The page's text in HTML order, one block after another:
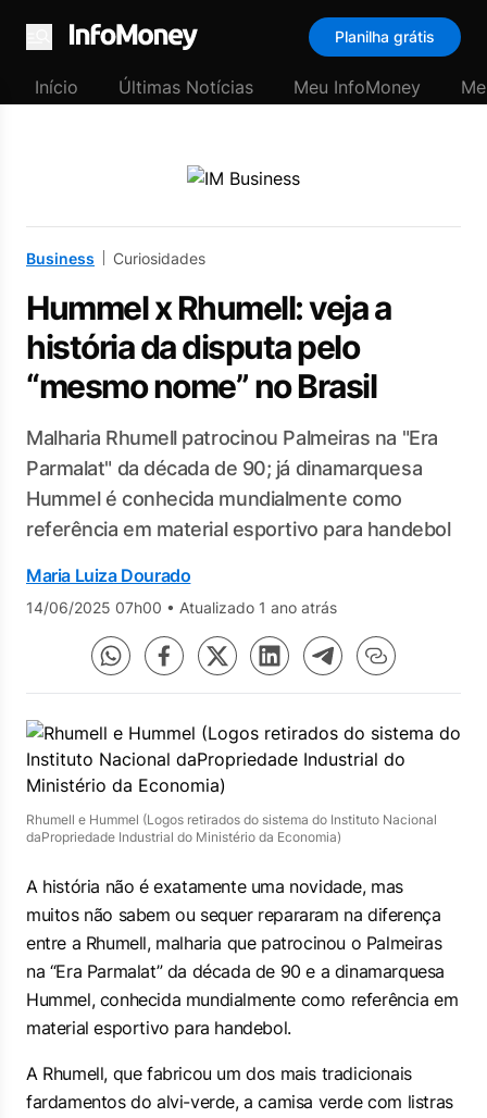
Menu
Planilha grátis
Início Últimas Notícias Meu InfoMoney
Business Curiosidades
Hummel x Rhumell: veja a
história da disputa pelo
“mesmo nome” no Brasil
Malharia Rhumell patrocinou Palmeiras na "Era
Parmalat" da década de 90; já dinamarquesa
Hummel é conhecida mundialmente como
referência em material esportivo para handebol
Maria Luiza Dourado
14/06/2025 07h00 • Atualizado 1 ano atrás
Rhumell e Hummel (Logos retirados do sistema do Instituto Nacional
daPropriedade Industrial do Ministério da Economia)
A história não é exatamente uma novidade, mas
muitos não sabem ou sequer repararam na diferença
entre a Rhumell, malharia que patrocinou o Palmeiras
na “Era Parmalat” da década de 90 e a dinamarquesa
Hummel, conhecida mundialmente como referência em
material esportivo para handebol.
A Rhumell, que fabricou um dos mais tradicionais
fardamentos do alvi-verde, a camisa verde com listras